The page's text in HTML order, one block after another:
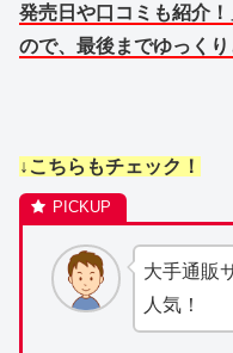
発売日や口コミも紹介
ので、最後までゆっくり
↓こちらもチェック！
大手通販
人気！